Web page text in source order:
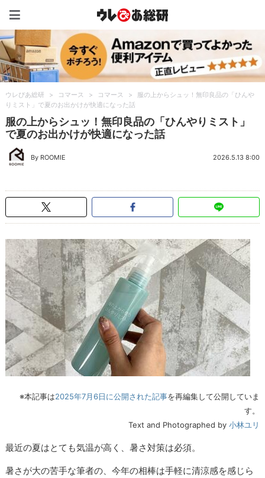
ウレぴあ総研 > コマース > コマース >
服の上からシュッ！無印良品の「ひんや
りミスト」で夏のお出かけが快適になった話
服の上からシュッ！無印良品の「ひんやりミスト」
で夏のお出かけが快適になった話
By ROOMIE 2026.5.13 8:00
※本記事は2025年7月6日に公開された記事を再編集して公開していま
す。
Text and Photographed by 小林ユリ
最近の夏はとても気温が高く、暑さ対策は必須。
暑さが大の苦手な筆者の、今年の相棒は手軽に清涼感を感じら